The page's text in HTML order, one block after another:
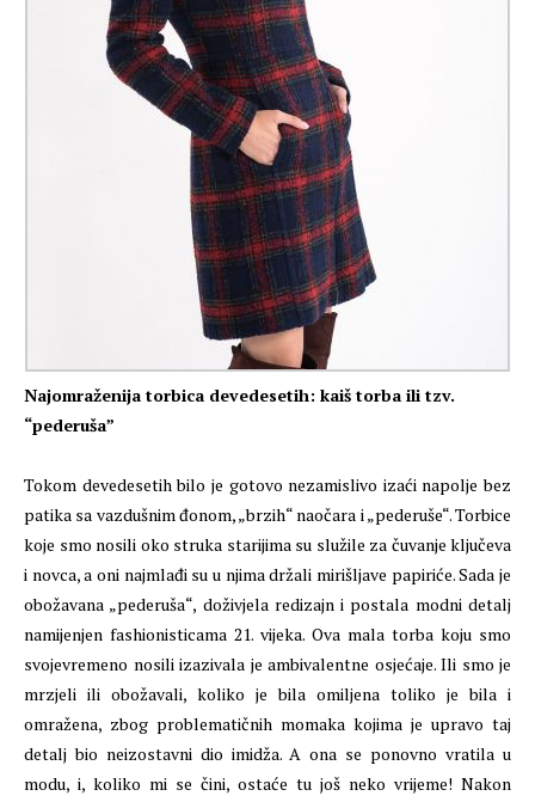
Najomraženija torbica devedesetih: kaiš torba ili tzv.
“pederuša”
Tokom devedesetih bilo je gotovo nezamislivo izaći napolje bez
patika sa vazdušnim đonom, „brzih“ naočara i „pederuše“. Torbice
koje smo nosili oko struka starijima su služile za čuvanje ključeva
i novca, a oni najmlađi su u njima držali mirišljave papiriće. Sada je
obožavana „pederuša“, doživjela redizajn i postala modni detalj
namijenjen fashionisticama 21. vijeka. Ova mala torba koju smo
svojevremeno nosili izazivala je ambivalentne osjećaje. Ili smo je
mrzjeli ili obožavali, koliko je bila omiljena toliko je bila i
omražena, zbog problematičnih momaka kojima je upravo taj
detalj bio neizostavni dio imidža. A ona se ponovno vratila u
modu, i, koliko mi se čini, ostaće tu još neko vrijeme! Nakon